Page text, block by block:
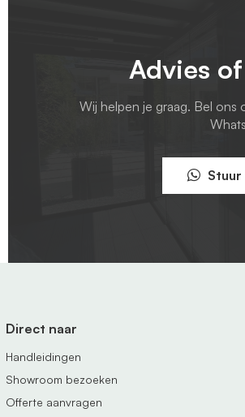
Advies
Wij helpen je graag. Bel ons
Direct naar
Handleidingen
Showroom bezoeken
Offerte aanvragen